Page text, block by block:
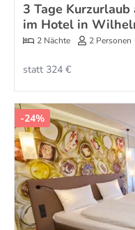
3 Tage
im Hotel in
2 Nächte 2 Personen
statt 324 €
-24%